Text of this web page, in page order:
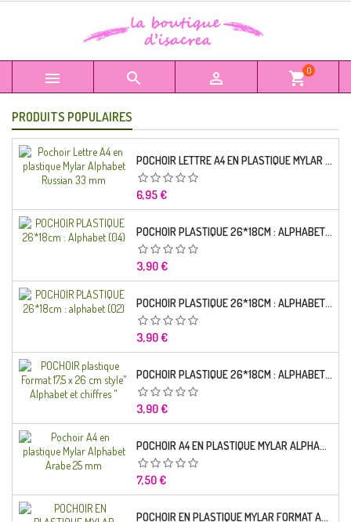
   shopping_cart0
PRODUITS POPULAIRES
POCHOIR LETTRE A4 EN PLASTIQUE MYLAR ALPHABET RUSSIAN 33 MM
Prix
6,95 €
POCHOIR PLASTIQUE 26*18CM : ALPHABET (04)
Prix
3,90 €
POCHOIR PLASTIQUE 26*18CM : ALPHABET (02)
Prix
3,90 €
POCHOIR PLASTIQUE 26*18CM : ALPHABET (01)
Prix
3,90 €
POCHOIR A4 EN PLASTIQUE MYLAR ALPHABET ARABE 25 MM
Prix
7,50 €
POCHOIR EN PLASTIQUE MYLAR FORMAT A4 (21*29.7CM) ALPHABET GERMANICA LETTRES MINUSCULES